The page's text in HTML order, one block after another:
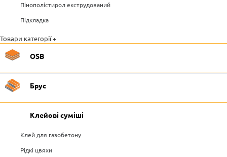
Пінополістирол екструдований
Підкладка
Товари категорії +
OSB
Брус
Клейові суміші
Клей для газобетону
Рідкі цвяхи